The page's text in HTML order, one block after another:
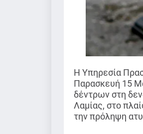
Η Υπηρεσία
Παρασκευή 15
δέντρων στη
Λαμίας, στο
την πρόληψη